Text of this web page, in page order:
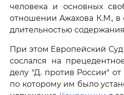
человека и основных
отношении Ажахова К.М., в
длительностью
При этом Европейский
сослался на
делу "Д. против России" от
по которому им было